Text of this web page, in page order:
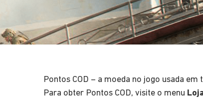
Pontos COD – a moeda no jogo usada
Para obter Pontos COD, visite o menu